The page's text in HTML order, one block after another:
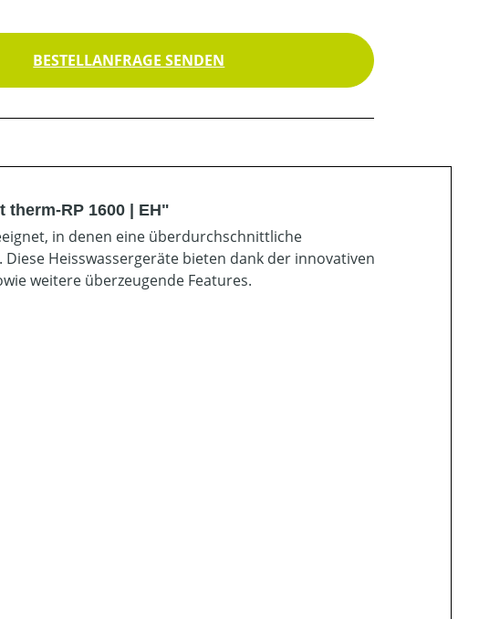
BESTELLANFRAGE SENDEN
RP 1600 | EH"
in denen eine überdurchschnittliche
Heisswassergeräte bieten dank der innovativen
weitere überzeugende Features.